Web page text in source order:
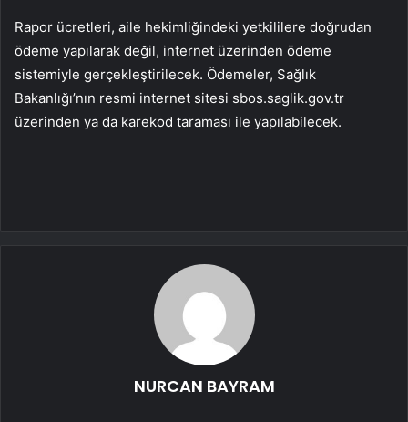
Rapor ücretleri, aile hekimliğindeki yetkililere doğrudan
ödeme yapılarak değil, internet üzerinden ödeme
sistemiyle gerçekleştirilecek. Ödemeler, Sağlık
Bakanlığı’nın resmi internet sitesi sbos.saglik.gov.tr
üzerinden ya da karekod taraması ile yapılabilecek.
NURCAN BAYRAM